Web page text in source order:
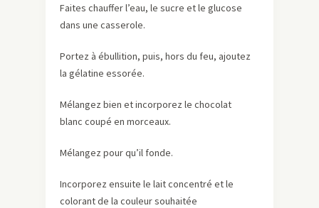
Faites chauffer l’eau, le sucre et le glucose
dans une casserole.
Portez à ébullition, puis, hors du feu, ajoutez
la gélatine essorée.
Mélangez bien et incorporez le chocolat
blanc coupé en morceaux.
Mélangez pour qu’il fonde.
Incorporez ensuite le lait concentré et le
colorant de la couleur souhaitée